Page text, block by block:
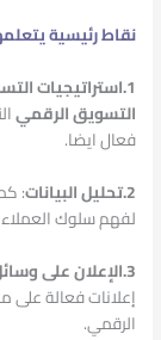
نقاط رئيسية
1.استراتيجيات التسويق الرقمي
التسويق الرقمي
فعال ايضا.
2.تحليل البيانات
:
لفهم سلوك
3.الإعلان على وسائل التواصل الاجتماعي:
إعلانات فعالة على
الرقمي.